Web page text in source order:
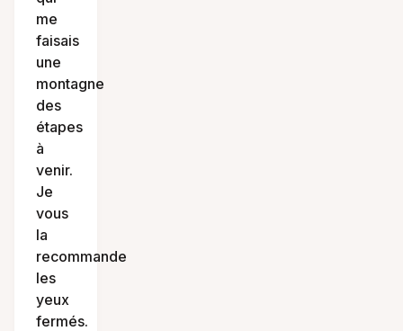
me
faisais
une
montagne
des
étapes
à
venir.
Je
vous
la
recommande
les
yeux
fermés.